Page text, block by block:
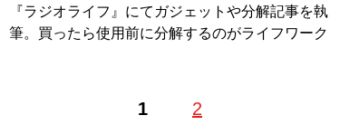
『ラジオライフ』にてガジェットや分解記事を執
筆。買ったら使用前に分解するのがライフワーク
1 2